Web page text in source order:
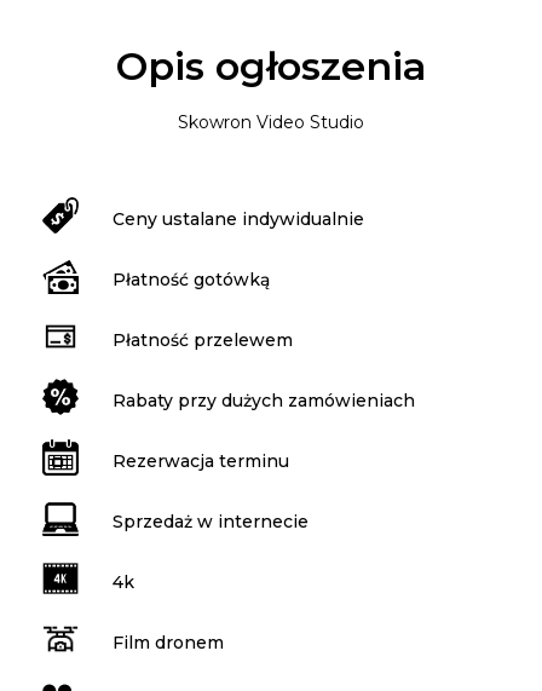
Opis ogłoszenia
Skowron Video Studio
Ceny ustalane indywidualnie
Płatność gotówką
Płatność przelewem
Rabaty przy dużych zamówieniach
Rezerwacja terminu
Sprzedaż w internecie
4k
Film dronem